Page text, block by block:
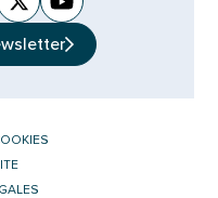
un nouvel onglet)
dans un nouvel
dans un nouvel
X (Twitter)
(ouverture dans un
YouTube
(ouverture dans